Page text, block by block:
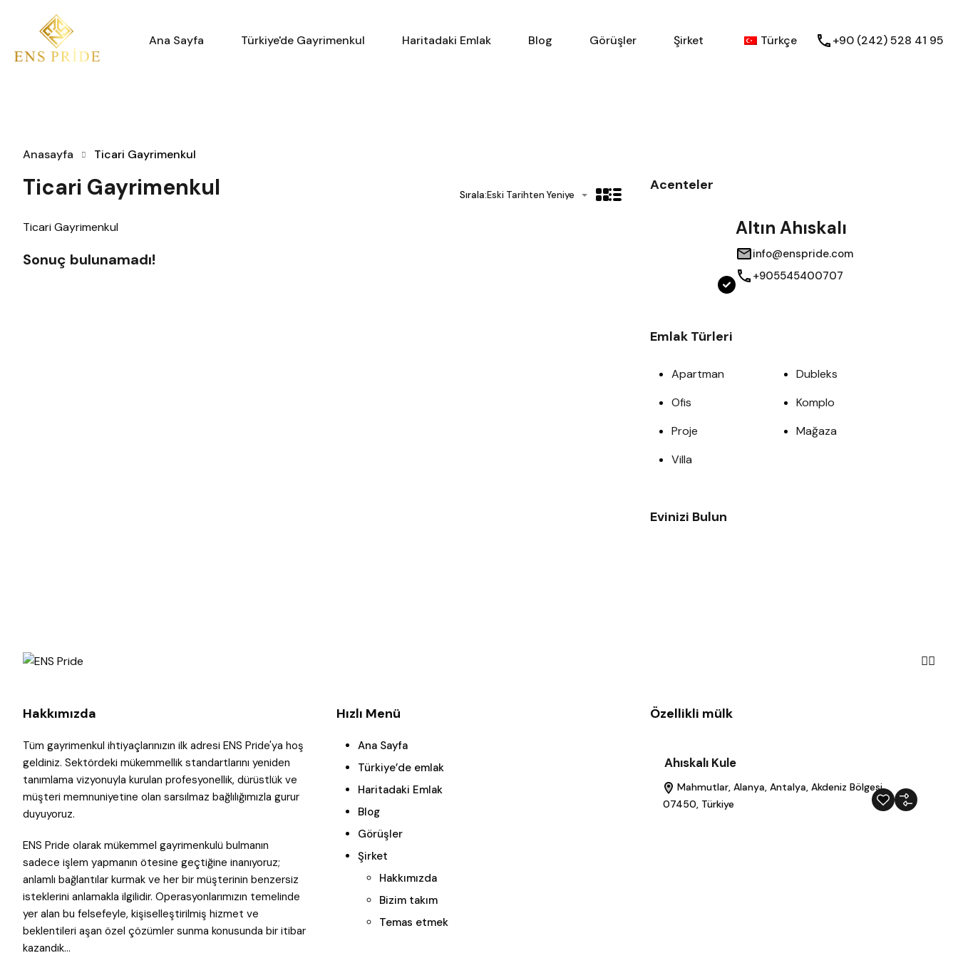
Ana Sayfa Türkiye'de Gayrimenkul Haritadaki Emlak Blog Görüşler Şirket Türkçe
Ana Sayfa Türkiye'de Gayrimenkul Haritadaki Emlak Blog Görüşler Şirket Türkçe +90 (242) 528 41 95
Anasayfa Ticari Gayrimenkul
Ticari Gayrimenkul Sırala:Eski Tarihten Yeniye
Ticari Gayrimenkul
Sonuç bulunamadı!
Acenteler
Altın Ahıskalı
info@enspride.com
+905545400707
Emlak Türleri
Apartman
Dubleks
Ofis
Komplo
Proje
Mağaza
Villa
Evinizi Bulun
Hakkımızda
Tüm gayrimenkul ihtiyaçlarınızın ilk adresi ENS Pride'ya hoş
geldiniz. Sektördeki mükemmellik standartlarını yeniden
tanımlama vizyonuyla kurulan profesyonellik, dürüstlük ve
müşteri memnuniyetine olan sarsılmaz bağlılığımızla gurur
duyuyoruz.
ENS Pride olarak mükemmel gayrimenkulü bulmanın
sadece işlem yapmanın ötesine geçtiğine inanıyoruz;
anlamlı bağlantılar kurmak ve her bir müşterinin benzersiz
isteklerini anlamakla ilgilidir. Operasyonlarımızın temelinde
yer alan bu felsefeyle, kişiselleştirilmiş hizmet ve
beklentileri aşan özel çözümler sunma konusunda bir itibar
kazandık…
Hızlı Menü
Ana Sayfa
Türkiye’de emlak
Haritadaki Emlak
Blog
Görüşler
Şirket
Hakkımızda
Bizim takım
Temas etmek
Özellikli mülk
Ahıskalı Kule
Mahmutlar, Alanya, Antalya, Akdeniz Bölgesi,
07450, Türkiye